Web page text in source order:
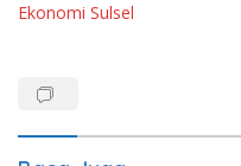
Ekonomi Sulsel